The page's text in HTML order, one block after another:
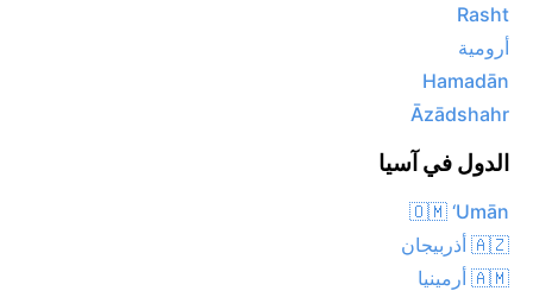
Rasht
أرومية
Hamadān
Āzādshahr
الدول في آسيا
🇴🇲 ‘Umān
🇦🇿 أذربيجان
🇦🇲 أرمينيا